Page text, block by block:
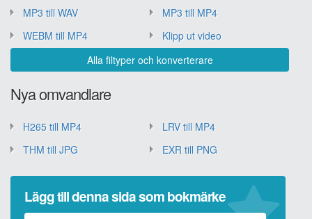
MP3 till WAV
MP3 till MP4
WEBM till MP4
Klipp ut video
Alla filtyper och konverterare
Nya omvandlare
H265 till MP4
LRV till MP4
THM till JPG
EXR till PNG
Lägg till denna sida som bokmärke